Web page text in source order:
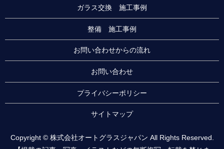
ガラス交換 施工事例
整備 施工事例
お問い合わせからの流れ
お問い合わせ
プライバシーポリシー
サイトマップ
Copyright © 株式会社オートグラスジャパン All Rights Reserved.